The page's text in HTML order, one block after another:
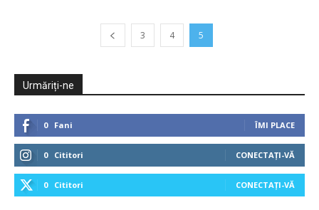
3 4 5
Urmăriți-ne
0 Fani ÎMI PLACE
0 Cititori CONECTAȚI-VĂ
0 Cititori CONECTAȚI-VĂ